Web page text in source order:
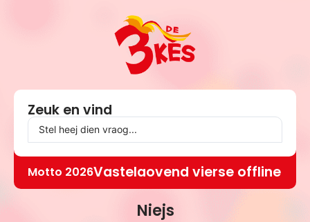
Zeuk en vind
Motto 2026Vastelaovend vierse offline
Niejs